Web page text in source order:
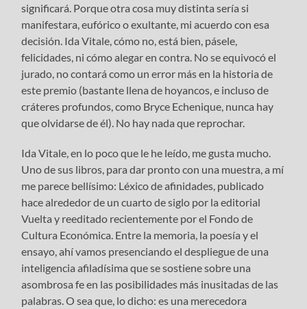
significará. Porque otra cosa muy distinta sería si
manifestara, eufórico o exultante, mi acuerdo con esa
decisión. Ida Vitale, cómo no, está bien, pásele,
felicidades, ni cómo alegar en contra. No se equivocó el
jurado, no contará como un error más en la historia de
este premio (bastante llena de hoyancos, e incluso de
cráteres profundos, como Bryce Echenique, nunca hay
que olvidarse de él). No hay nada que reprochar.
Ida Vitale, en lo poco que le he leído, me gusta mucho.
Uno de sus libros, para dar pronto con una muestra, a mí
me parece bellísimo: Léxico de afinidades, publicado
hace alrededor de un cuarto de siglo por la editorial
Vuelta y reeditado recientemente por el Fondo de
Cultura Económica. Entre la memoria, la poesía y el
ensayo, ahí vamos presenciando el despliegue de una
inteligencia afiladísima que se sostiene sobre una
asombrosa fe en las posibilidades más inusitadas de las
palabras. O sea que, lo dicho: es una merecedora